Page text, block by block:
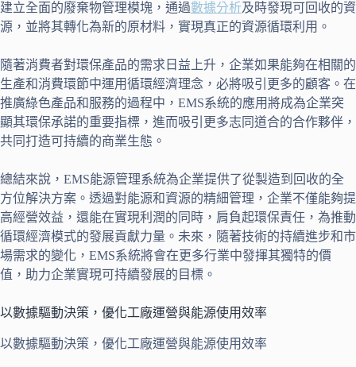
建立全面的廢棄物管理模塊，通過數據分析及時發現可回收的資
源，並將其轉化為新的原材料，實現真正的資源循環利用。
隨著消費者對環保產品的需求日益上升，企業如果能夠在相關的
生產和消費環節中運用循環經濟理念，必將吸引更多的顧客。在
推廣綠色產品和服務的過程中，EMS系統的應用將成為企業突
顯其環保承諾的重要指標，進而吸引更多志同道合的合作夥伴，
共同打造可持續的商業生態。
總結來說，EMS能源管理系統為企業提供了從製造到回收的全
方位解決方案。透過對能源和資源的精細管理，企業不僅能夠提
高經營效益，還能在實現利潤的同時，肩負起環保責任，為推動
循環經濟模式的發展貢獻力量。未來，隨著技術的持續進步和市
場需求的變化，EMS系統將會在更多行業中發揮其獨特的價
值，助力企業實現可持續發展的目標。
以數據驅動決策，優化工廠運營與能源使用效率
以數據驅動決策，優化工廠運營與能源使用效率